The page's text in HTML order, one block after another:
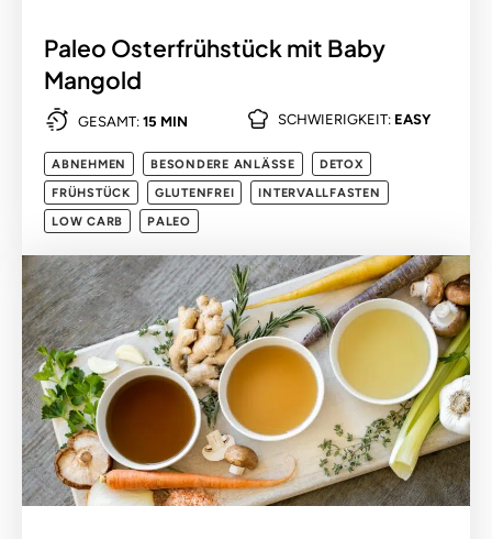
Paleo Osterfrühstück mit Baby
Mangold
GESAMT: 15 MIN SCHWIERIGKEIT: EASY
ABNEHMEN BESONDERE ANLÄSSE
DETOX
FRÜHSTÜCK
GLUTENFREI
INTERVALLFASTEN
LOW CARB
PALEO